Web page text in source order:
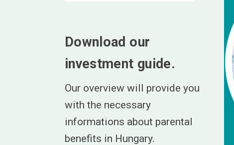
Download our
investment guide.
Our overview will provide you
with the necessary
informations about parental
benefits in Hungary.